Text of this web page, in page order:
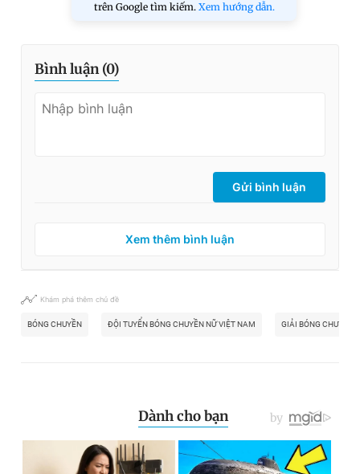
trên Google tìm kiếm. Xem hướng dẫn.
Bình luận (0)
Gửi bình luận
Xem thêm bình luận
Khám phá thêm chủ đề
BÓNG CHUYỀN ĐỘI TUYỂN BÓNG CHUYỀN NỮ VIỆT NAM GIẢI BÓNG CHUYỀN